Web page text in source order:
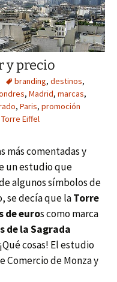
y precio
branding, destinos,
, Madrid, marcas,
, Paris, promoción
Torre Eiffel
más comentadas y
un estudio que
algunos símbolos de
se decía que laTorre
de euros como marca
de la Sagrada
cosas! El estudio
Comercio de Monza y